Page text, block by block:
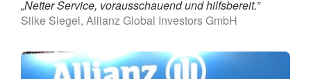
„Netter Service, vorausschauend und hilfsbereit.”
Silke Siegel, Allianz Global Investors GmbH